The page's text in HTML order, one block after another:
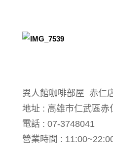
異人館咖啡部屋 赤仁
地址 : 高雄市仁武區赤
電話 : 07-3748041
營業時間 :